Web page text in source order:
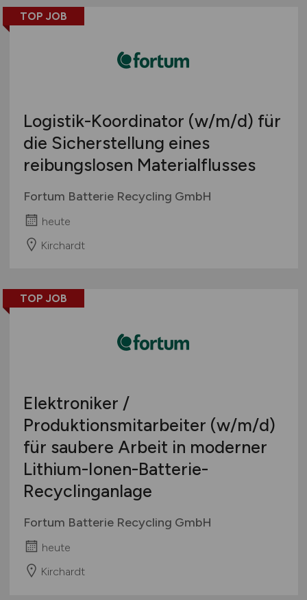
Gewerbe allgemein
Industrie allgemein
TOP JOB
Logistik-Koordinator (w/m/d) für
die Sicherstellung eines
reibungslosen Materialflusses
Fortum Batterie Recycling GmbH
heute
Kirchardt
TOP JOB
Elektroniker /
Produktionsmitarbeiter (w/m/d)
für saubere Arbeit in moderner
Lithium-Ionen-Batterie-
Recyclinganlage
Fortum Batterie Recycling GmbH
heute
Kirchardt